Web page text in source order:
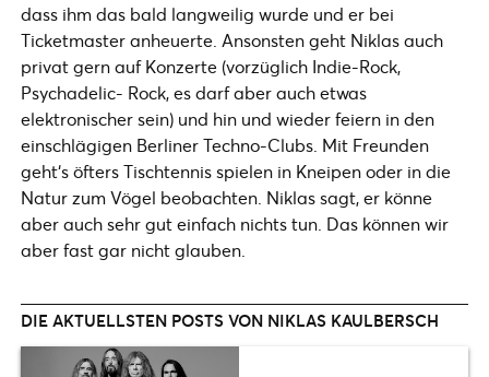
dass ihm das bald langweilig wurde und er bei
Ticketmaster anheuerte. Ansonsten geht Niklas auch
privat gern auf Konzerte (vorzüglich Indie-Rock,
Psychadelic- Rock, es darf aber auch etwas
elektronischer sein) und hin und wieder feiern in den
einschlägigen Berliner Techno-Clubs. Mit Freunden
geht‘s öfters Tischtennis spielen in Kneipen oder in die
Natur zum Vögel beobachten. Niklas sagt, er könne
aber auch sehr gut einfach nichts tun. Das können wir
aber fast gar nicht glauben.
DIE AKTUELLSTEN POSTS VON NIKLAS KAULBERSCH